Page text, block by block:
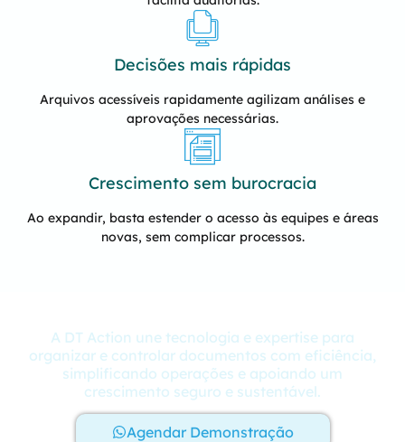
Decisões mais rápidas
Arquivos acessíveis rapidamente agilizam análises e
aprovações necessárias.
Crescimento sem burocracia
Ao expandir, basta estender o acesso às equipes e áreas
novas, sem complicar processos.
A DT Action une tecnologia e expertise para
organizar e controlar documentos com eficiência,
simplificando operações e apoiando um
crescimento seguro e sustentável.
Agendar Demonstração